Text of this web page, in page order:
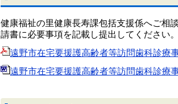
健康福祉の里健康長寿課包括支援係へご相
請書に必要事項を記載し提出してください。
遠野市在宅要援護高齢者等訪問歯科診療
遠野市在宅要援護高齢者等訪問歯科診療